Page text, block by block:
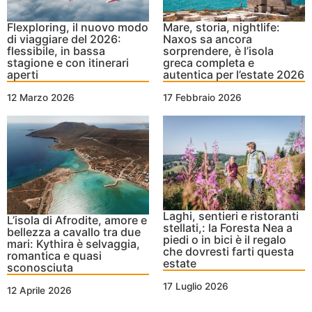
Flexploring, il nuovo modo
di viaggiare del 2026:
flessibile, in bassa
stagione e con itinerari
aperti
12 Marzo 2026
Mare, storia, nightlife:
Naxos sa ancora
sorprendere, è l’isola
greca completa e
autentica per l’estate 2026
17 Febbraio 2026
L’isola di Afrodite, amore e
bellezza a cavallo tra due
mari: Kythira è selvaggia,
romantica e quasi
sconosciuta
12 Aprile 2026
Laghi, sentieri e ristoranti
stellati,: la Foresta Nea a
piedi o in bici è il regalo
che dovresti farti questa
estate
17 Luglio 2026